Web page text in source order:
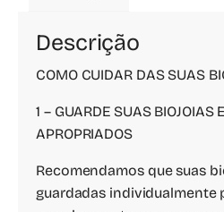
Descrição
COMO CUIDAR DAS SUAS
1 – GUARDE SUAS BIOJOIAS
APROPRIADOS
Recomendamos que suas
guardadas individualmente